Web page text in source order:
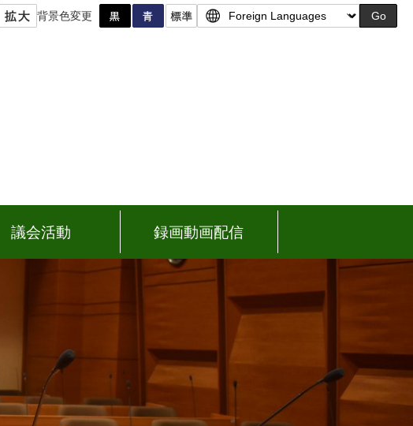
背景色変更 Go
議会活動 録画動画配信